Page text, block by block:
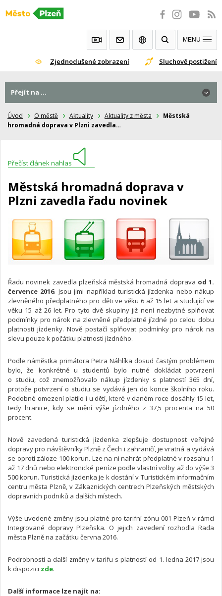
Přeskočit
Zjednodušené zobrazení Sluchově postižení
MENU
Úvod O městě Aktuality Aktuality z města
Městská
hromadná doprava v Plzni zavedla…
Přečíst článek nahlas
Městská hromadná doprava v
Plzni zavedla řadu novinek
Řadu novinek zavedla plzeňská městská hromadná doprava od 1.
července 2016. Jsou jimi například turistická jízdenka nebo nákup
zlevněného předplatného pro děti ve věku 6 až 15 let a studující ve
věku 15 až 26 let. Pro tyto dvě skupiny již není nezbytné splňovat
podmínky pro nárok na zlevněné předplatné jízdné po celou dobu
platnosti jízdenky. Nově postačí splňovat podmínky pro nárok na
slevu pouze k počátku platnosti jízdného.
Podle náměstka primátora Petra Náhlíka dosud častým problémem
bylo, že konkrétně u studentů bylo nutné dokládat potvrzení
o studiu, což znemožňovalo nákup jízdenky s platností 365 dní,
protože potvrzení o studiu se vydává jen do konce školního roku.
Podobné omezení platilo i u dětí, které v daném roce dosáhly 15 let,
tedy hranice, kdy se mění výše jízdného z 37,5 procenta na 50
procent.
Nově zavedená turistická jízdenka zlepšuje dostupnost veřejné
dopravy pro návštěvníky Plzně z Čech i zahraničí, je vratná a vydává
se oproti záloze 100 korun. Lze na ni nahrát předplatné v rozsahu 1
až 17 dnů nebo elektronické peníze podle vlastní volby až do výše 3
500 korun. Turistická jízdenka je k dostání v Turistickém informačním
centru města Plzně, v Zákaznických centrech Plzeňských městských
dopravních podniků a dalších místech.
Výše uvedené změny jsou platné pro tarifní zónu 001 Plzeň v rámci
Integrované dopravy Plzeňska. O jejich zavedení rozhodla Rada
města Plzně na začátku června 2016.
Podrobnosti a další změny v tarifu s platností od 1. ledna 2017 jsou
k dispozici zde.
Další informace lze najít na:
Přejít na ...